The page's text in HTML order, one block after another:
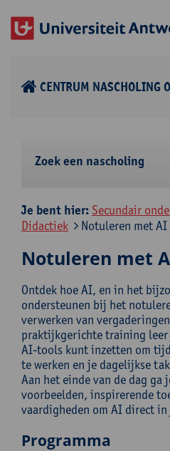
CENTRUM NASCHOLING
Zoek een nascholing
Je bent hier: Secundair
Didactiek
Notuleren met AI
Notuleren met
Ontdek hoe AI, en in het
ondersteunen bij het
verwerken van
praktijkgerichte training
AI-tools kunt inzetten om
te werken en je dagelijkse
Aan het einde van de dag ga
voorbeelden, inspirerende
vaardigheden om AI direct
Programma